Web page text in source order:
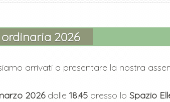
2026
arrivati a presentare la nostra
2026 dalle 18.45 presso lo Spazio